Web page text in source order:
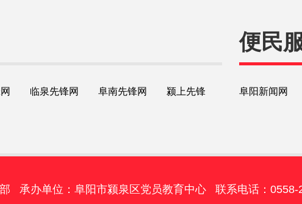
临泉先锋网 阜南先锋网
颍上先锋
便民
阜阳新闻网
承办单位：阜阳市颍泉区党员教育中心 联系电话：0558-